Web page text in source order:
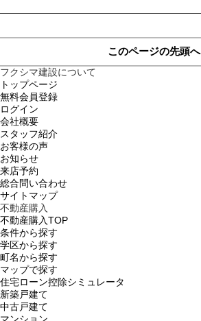
このページの先頭へ
フクシマ建設について
トップページ
無料会員登録
ログイン
会社概要
スタッフ紹介
お客様の声
お知らせ
来店予約
総合問い合わせ
サイトマップ
不動産購入
不動産購入TOP
条件から探す
学区から探す
町名から探す
マップで探す
住宅ローン控除シミュレータ
新築戸建て
中古戸建て
マンション